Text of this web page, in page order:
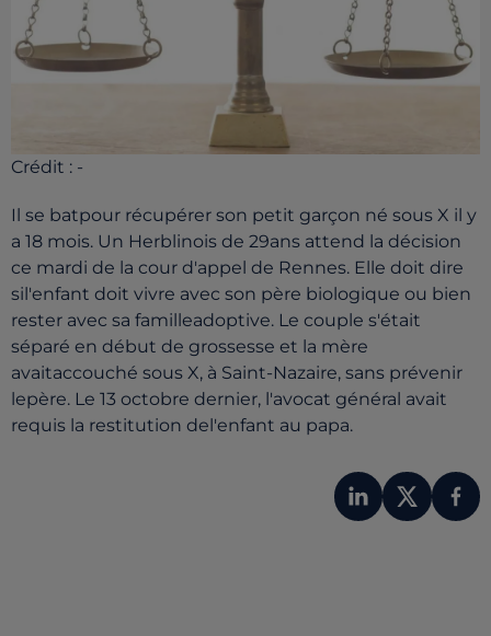
Crédit : -
Il se batpour récupérer son petit garçon né sous X il y
a 18 mois. Un Herblinois de 29ans attend la décision
ce mardi de la cour d'appel de Rennes. Elle doit dire
sil'enfant doit vivre avec son père biologique ou bien
rester avec sa familleadoptive. Le couple s'était
séparé en début de grossesse et la mère
avaitaccouché sous X, à Saint-Nazaire, sans prévenir
lepère. Le 13 octobre dernier, l'avocat général avait
requis la restitution del'enfant au papa.